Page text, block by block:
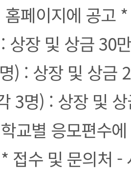
홈페이지에 공고
상장 및 상금 30
) : 상장 및 상금
3명) : 상장 및
교별 응모편수
접수 및 문의처 -